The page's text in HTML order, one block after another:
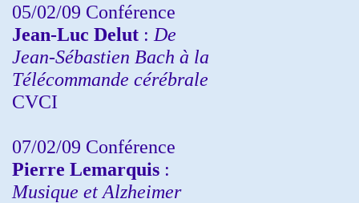
05/02/09 Conférence
Jean-Luc Delut : De
Jean-Sébastien Bach à la
Télécommande cérébrale
CVCI
07/02/09 Conférence
Pierre Lemarquis :
Musique et Alzheimer